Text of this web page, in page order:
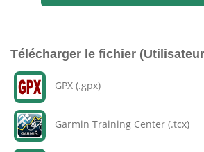
Télécharger le fichier
GPX (.gpx)
Garmin Training Center (.tcx)